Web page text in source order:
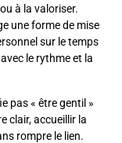
à la valoriser.
une forme de mise
sur le temps
le rythme et la
pas « être gentil »
clair, accueillir la
rompre le lien.